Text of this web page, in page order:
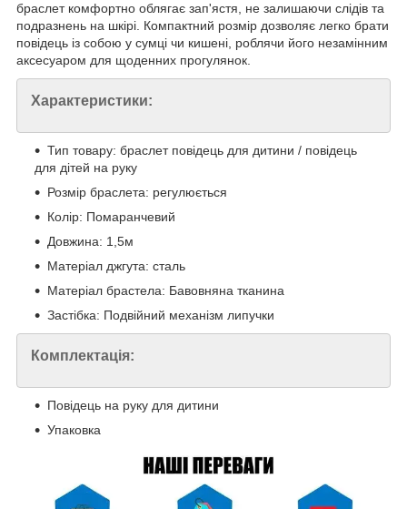
браслет комфортно облягає зап'ястя, не залишаючи слідів та
подразнень на шкірі. Компактний розмір дозволяє легко брати
повідець із собою у сумці чи кишені, роблячи його незамінним
аксесуаром для щоденних прогулянок.
Характеристики:
Тип товару: браслет повідець для дитини / повідець
для дітей на руку
Розмір браслета: регулюється
Колір: Помаранчевий
Довжина: 1,5м
Матеріал джгута: сталь
Матеріал брастела: Бавовняна тканина
Застібка: Подвійний механізм липучки
Комплектація:
Повідець на руку для дитини
Упаковка